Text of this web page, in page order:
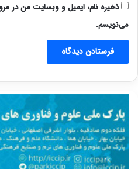
ذخیره نام، ایمیل و وبسایت من در
می‌نویسم.